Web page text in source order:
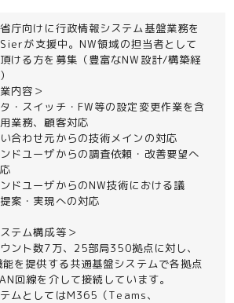
庁向けに行政情報システム基盤業務を
が支援中。NW領域の担当者として
ける方を募集（豊富なNW設計/構築経
内容＞
・スイッチ・FW等の設定変更作業を含
業務、顧客対応
い合わせ元からの技術メインの対応
ンドユーザからの調査依頼・改善要望へ
ンドユーザからのNW技術における議
案・実現への対応
テム構成等＞
ント数7万、25部局350拠点に対し、
を提供する共通基盤システムで各拠点
回線を介して接続しています。
ムとしてはM365（Teams、